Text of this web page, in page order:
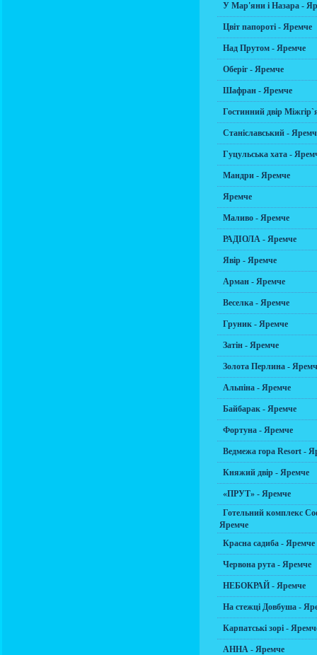
У Мар'яни і Назара -
Цвіт папороті - Яремче
Над Прутом - Яремче
Оберіг - Яремче
Шафран - Яремче
Гостинний двір
Станіславський -
Гуцульська хата -
Мандри - Яремче
Яремче
Маливо - Яремче
РАДІОЛА - Яремче
Явір - Яремче
Арман - Яремче
Веселка - Яремче
Груник - Яремче
Затін - Яремче
Золота Перлина -
Альпіна - Яремче
Байбарак - Яремче
Фортуна - Яремче
Ведмежа гора Resort -
Княжий двір - Яремче
«ПРУТ» - Яремче
Готельний комплекс
Яремче
Красна садиба - Яремче
Червона рута - Яремче
НЕБОКРАЙ - Яремче
На стежці Довбуша -
Карпатські зорі -
АННА - Яремче